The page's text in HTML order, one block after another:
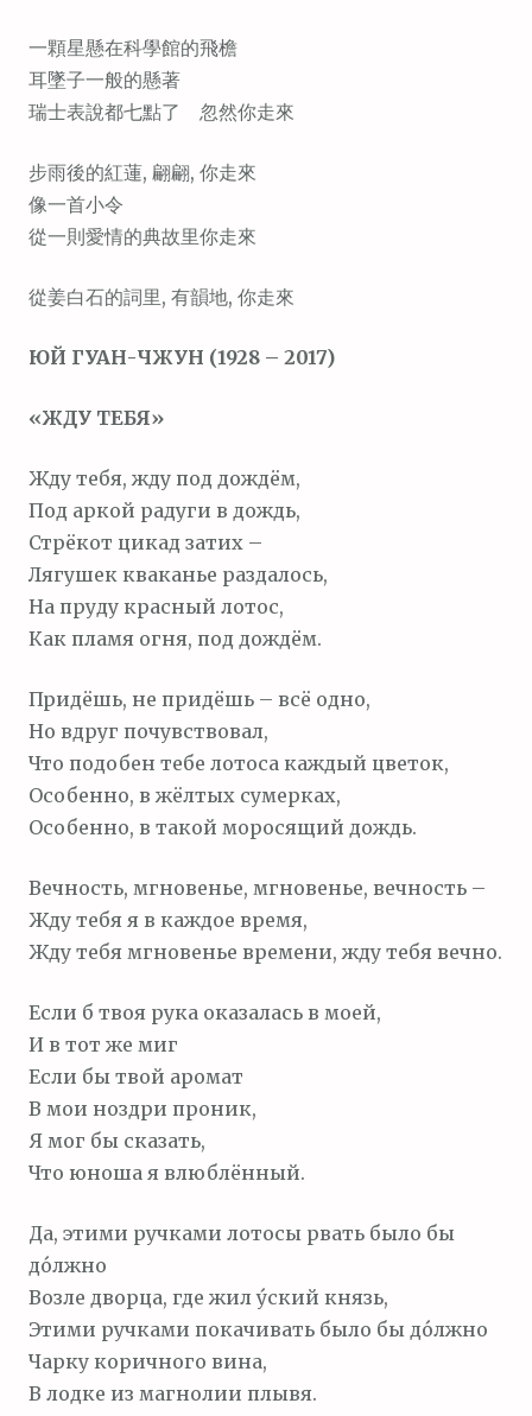
一顆星懸在科學館的飛檐
耳墜子一般的懸著
瑞士表說都七點了 忽然你走來
步雨後的紅蓮, 翩翩, 你走來
像一首小令
從一則愛情的典故里你走來
從姜白石的詞里, 有韻地, 你走來
ЮЙ ГУАН-ЧЖУН (1928 – 2017)
«ЖДУ ТЕБЯ»
Жду тебя, жду под дождём,
Под аркой радуги в дождь,
Стрёкот цикад затих –
Лягушек кваканье раздалось,
На пруду красный лотос,
Как пламя огня, под дождём.
Придёшь, не придёшь – всё одно,
Но вдруг почувствовал,
Что подобен тебе лотоса каждый цветок,
Особенно, в жёлтых сумерках,
Особенно, в такой моросящий дождь.
Вечность, мгновенье, мгновенье, вечность –
Жду тебя я в каждое время,
Жду тебя мгновенье времени, жду тебя вечно.
Если б твоя рука оказалась в моей,
И в тот же миг
Если бы твой аромат
В мои ноздри проник,
Я мог бы сказать,
Что юноша я влюблённый.
Да, этими ручками лотосы рвать было бы
до́лжно
Возле дворца, где жил у́ский князь,
Этими ручками покачивать было бы до́лжно
Чарку коричного вина,
В лодке из магнолии плывя.